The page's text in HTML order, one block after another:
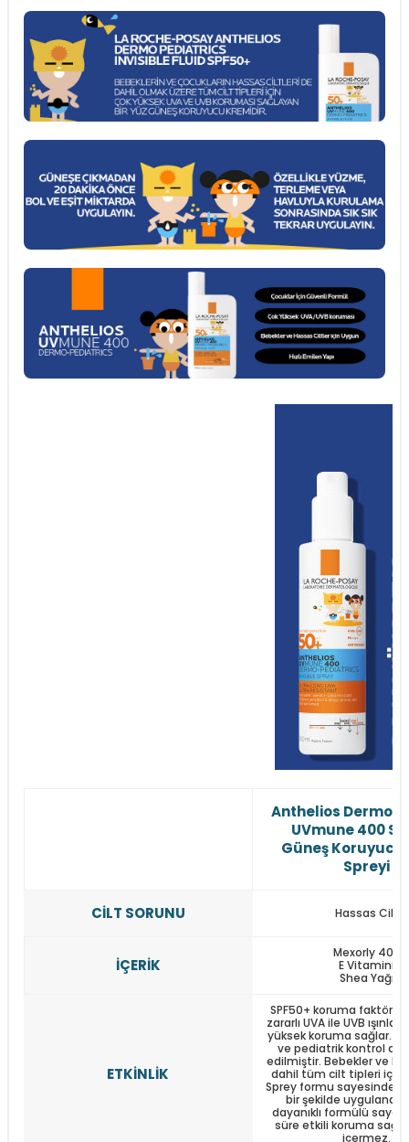
Anthelios Dermo
UVmune 400
Güneş
Spreyi
CİLT SORUNU Hassas Cilt
İÇERİK
Mexorly 400
E Vitamini
Shea Yağı
ETKİNLİK
SPF50+ koruma faktörü
zararlı UVA ile UVB
yüksek koruma sağlar.
ve pediatrik kontrol
edilmiştir. Bebekler ve
dahil tüm cilt tipleri için
Sprey formu sayesinde
bir şekilde
dayanıklı formülü
süre etkili koruma
içermez.